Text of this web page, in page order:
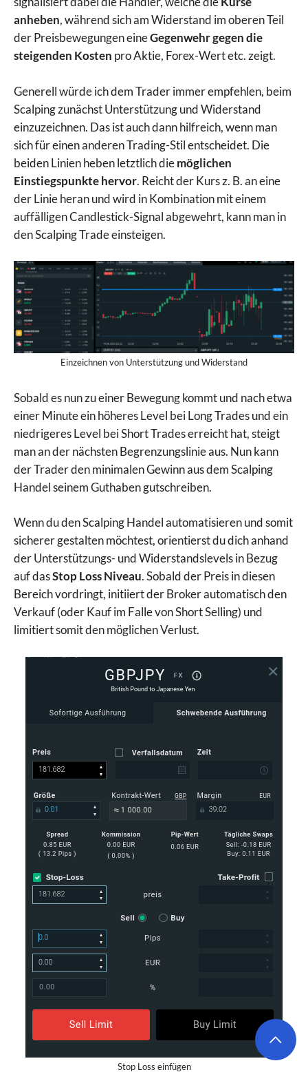
anheben, während sich am Widerstand im oberen Teil
der Preisbewegungen eineGegenwehr gegen die
steigenden Kosten pro Aktie, Forex-Wert etc. zeigt.
Generell würde ich dem Trader immer empfehlen, beim
Scalping zunächst Unterstützung und Widerstand
einzuzeichnen. Das ist auch dann hilfreich, wenn man
sich für einen anderen Trading-Stil entscheidet. Die
beiden Linien heben letztlich diemöglichen
Einstiegspunkte hervor. Reicht der Kurs z. B. an eine
der Linie heran und wird in Kombination mit einem
auffälligen Candlestick-Signal abgewehrt, kann man in
den Scalping Trade einsteigen.
Einzeichnen von Unterstützung und Widerstand
Sobald es nun zu einer Bewegung kommt und nach etwa
einer Minute ein höheres Level bei Long Trades und ein
niedrigeres Level bei Short Trades erreicht hat, steigt
man an der nächsten Begrenzungslinie aus. Nun kann
der Trader den minimalen Gewinn aus dem Scalping
Handel seinem Guthaben gutschreiben.
Wenn du den Scalping Handel automatisieren und somit
sicherer gestalten möchtest, orientierst du dich anhand
der Unterstützungs- und Widerstandslevels in Bezug
auf dasStop Loss Niveau. Sobald der Preis in diesen
Bereich vordringt, initiiert der Broker automatisch den
Verkauf (oder Kauf im Falle von Short Selling) und
limitiert somit den möglichen Verlust.
Stop Loss einfügen